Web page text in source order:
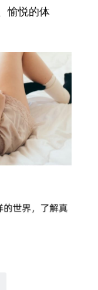
愉悦的体